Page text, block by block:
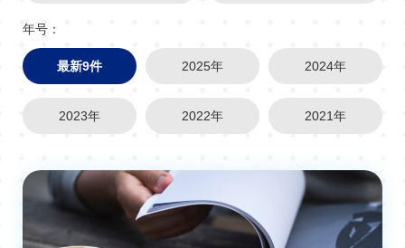
年号：
最新9件 2025年 2024年
2023年 2022年 2021年